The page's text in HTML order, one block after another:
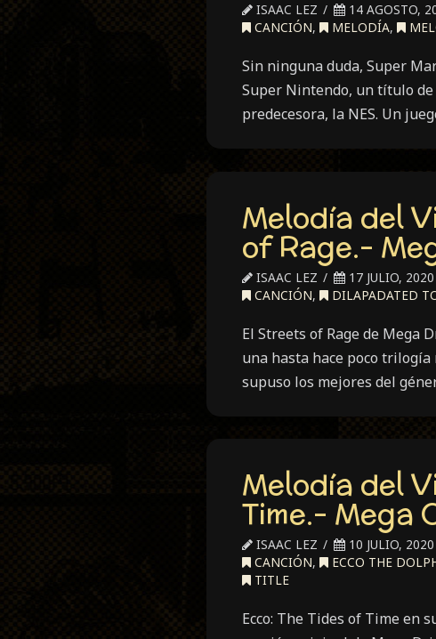
ISAAC LEZ
14 AGOSTO,
CANCIÓN, MELODÍA,
Sin ninguna duda, Super
Super Nintendo, un título
predecesora, la NES. Un
Melodía del
of Rage.-
ISAAC LEZ
17 JULIO, 2020
CANCIÓN, DILAPADATED
El Streets of Rage de Mega
una hasta hace poco trilogía
supuso los mejores del
Melodía del
Time.- Mega
ISAAC LEZ
10 JULIO, 2020
CANCIÓN, ECCO THE
TITLE
Ecco: The Tides of Time en